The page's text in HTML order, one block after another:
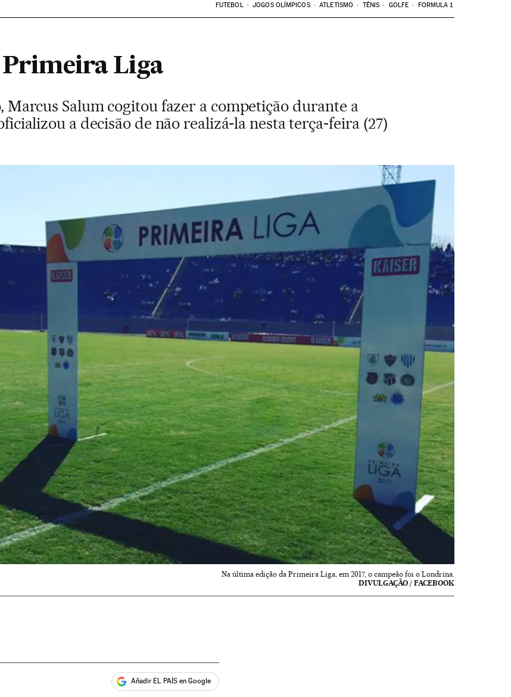
FUTEBOL JOGOS OLÍMPICOS ATLETISMO TÊNIS GOLFE FORMULA 1
Primeira Liga
Marcus Salum cogitou fazer a competição durante a
a decisão de não realizá-la nesta terça-feira (27)
Na última edição da Primeira Liga, em 2017, o campeão foi o Londrina.
DIVULGAÇÃO / FACEBOOK
Añadir EL PAÍS en Google